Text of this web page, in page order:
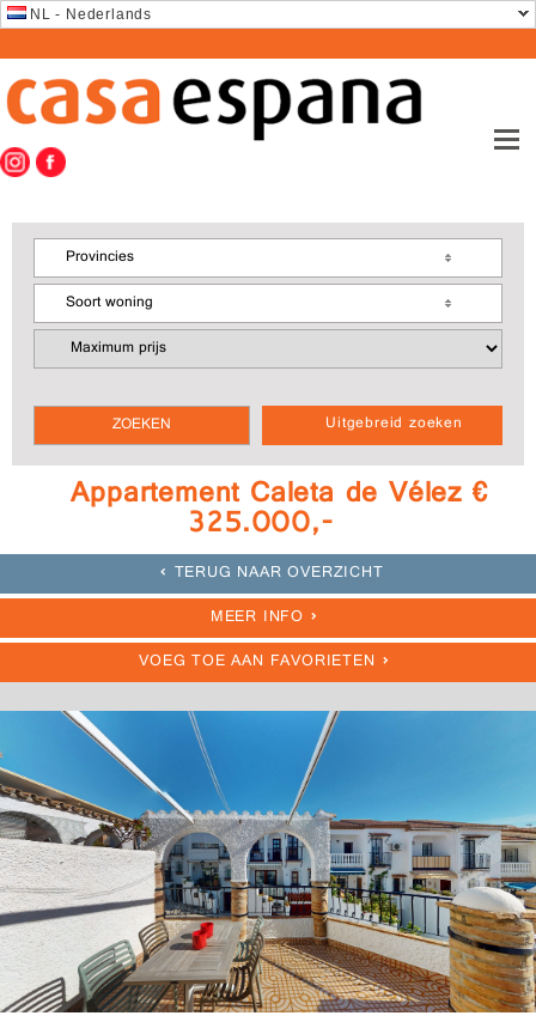
NL - Nederlands
Uitgebreid zoeken
Provincies
Soort woning
Appartement Caleta de Vélez €
325.000,-
TERUG NAAR OVERZICHT
MEER INFO
VOEG TOE AAN FAVORIETEN